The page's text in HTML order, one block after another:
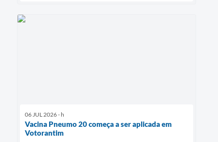
06 JUL 2026 - h
Vacina Pneumo 20 começa a ser aplicada em
Votorantim